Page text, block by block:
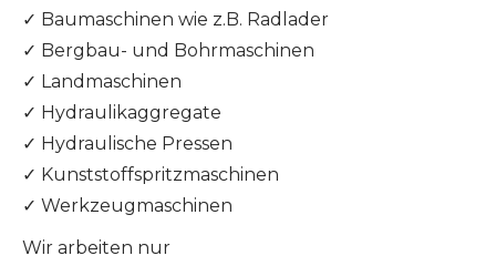
✓ Baumaschinen wie z.B. Radlader
✓ Bergbau- und Bohrmaschinen
✓ Landmaschinen
✓ Hydraulikaggregate
✓ Hydraulische Pressen
✓ Kunststoffspritzmaschinen
✓ Werkzeugmaschinen
Wir arbeiten nur